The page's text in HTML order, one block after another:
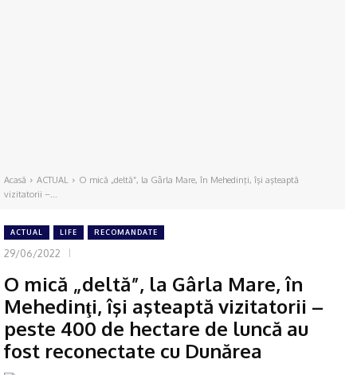
Acasă ACTUAL
O mică „deltă”, la Gârla Mare, în Mehedinţi, îşi aşteaptă
vizitatorii –...
ACTUAL LIFE RECOMANDATE
29/06/2022
O mică „deltă”, la Gârla Mare, în
Mehedinţi, îşi aşteaptă vizitatorii –
peste 400 de hectare de luncă au
fost reconectate cu Dunărea